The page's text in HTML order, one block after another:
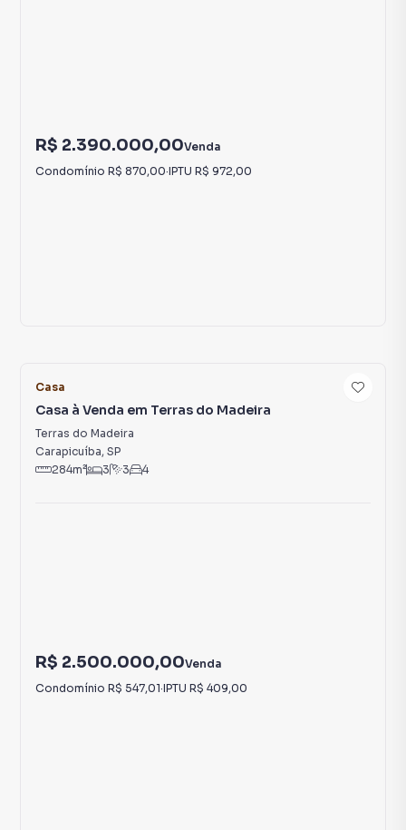
R$ 2.390.000,00Venda
Condomínio R$ 870,00·IPTU R$ 972,00
Casa
Casa à Venda em Terras do Madeira
Terras do Madeira
Carapicuíba, SP
284m² 3 3 4
R$ 2.500.000,00Venda
Condomínio R$ 547,01·IPTU R$ 409,00